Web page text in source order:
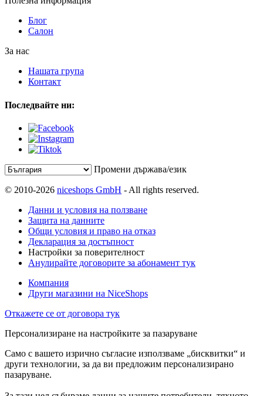
Блог
Салон
За нас
Нашата група
Контакт
Последвайте ни:
Промени държава/език
© 2010-2026 niceshops GmbH - All rights reserved.
Данни и условия на ползване
Защита на данните
Общи условия и право на отказ
Декларация за достъпност
Настройки за поверителност
Анулирайте договорите за абонамент тук
Компания
Други магазини на NiceShops
Откажете се от договора тук
Персонализиране на настройките за пазаруване
Само с вашето изрично съгласие използваме „бисквитки“ и
други технологии, за да ви предложим персонализирано
пазаруване.